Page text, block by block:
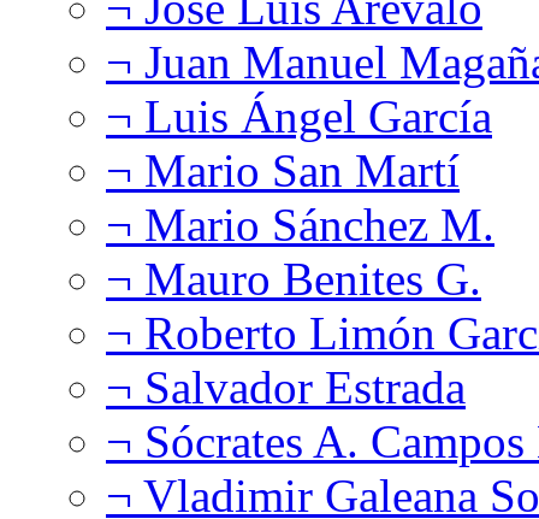
¬ Juan Manuel
¬ Luis Ángel García
¬ Mario San Martí
¬ Mario Sánchez M.
¬ Mauro Benites G.
¬ Roberto Limón
¬ Salvador Estrada
¬ Sócrates A.
¬ Vladimir Galeana